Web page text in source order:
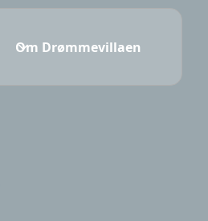
Om Drømmevillaen